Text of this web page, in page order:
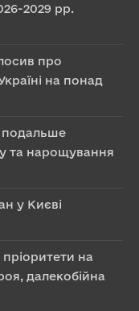
2029 рр.
про
на понад
подальше
та нарощування
у Києві
на
далекобійна